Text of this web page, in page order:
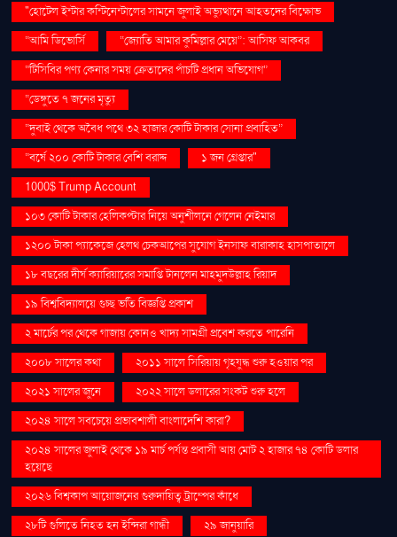
"হোটেল ইন্টার কন্টিনেন্টালের সামনে জুলাই অভ্যুত্থানে আহতদের বিক্ষোভ
“আমি ডিভোর্সি
“জ্যোতি আমার কুমিল্লার মেয়ে”: আসিফ আকবর
“টিসিবির পণ্য কেনার সময় ক্রেতাদের পাঁচটি প্রধান অভিযোগ”
“ডেঙ্গুতে ৭ জনের মৃত্যু
“দুবাই থেকে অবৈধ পথে ৩২ হাজার কোটি টাকার সোনা প্রবাহিত”
“বর্ষে ২০০ কোটি টাকার বেশি বরাদ্দ
১ জন গ্রেপ্তার"
1000$ Trump Account
১০৩ কোটি টাকার হেলিকপ্টার নিয়ে অনুশীলনে গেলেন নেইমার
১২০০ টাকা প্যাকেজে হেলথ চেকআপের সুযোগ ইনসাফ বারাকাহ হাসপাতালে
১৮ বছরের দীর্ঘ ক্যারিয়ারের সমাপ্তি টানলেন মাহমুদউল্লাহ রিয়াদ
১৯ বিশ্ববিদ্যালয়ে গুচ্ছ ভর্তি বিজ্ঞপ্তি প্রকাশ
২ মার্চের পর থেকে গাজায় কোনও খাদ্য সামগ্রী প্রবেশ করতে পারেনি
২০০৮ সালের কথা
২০১১ সালে সিরিয়ায় গৃহযুদ্ধ শুরু হওয়ার পর
২০২১ সালের জুনে
২০২২ সালে ডলারের সংকট শুরু হলে
২০২৪ সালে সবচেয়ে প্রভাবশালী বাংলাদেশি কারা?
২০২৪ সালের জুলাই থেকে ১৯ মার্চ পর্যন্ত প্রবাসী আয় মোট ২ হাজার ৭৪ কোটি ডলার
হয়েছে
২০২৬ বিশ্বকাপ আয়োজনের গুরুদায়িত্ব ট্রাম্পের কাঁধে
২৮টি গুলিতে নিহত হন ইন্দিরা গান্ধী
২৯ জানুয়ারি